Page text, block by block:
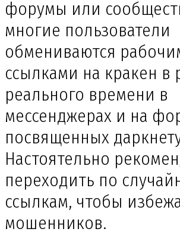
форумы или
многие пользователи
обмениваются
ссылками на кракен в
реального времени в
мессенджерах и на
посвященных
Настоятельно
переходить по
ссылкам, чтобы
мошенников.